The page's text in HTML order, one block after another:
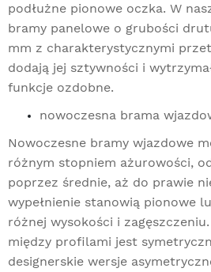
podłużne pionowe oczka. W
bramy panelowe o grubości
mm z charakterystycznymi
dodają jej sztywności i
funkcje ozdobne.
nowoczesna brama
Nowoczesne bramy wjazdowe
różnym stopniem ażurowości,
poprzez średnie, aż do prawie
wypełnienie stanowią pionowe
różnej wysokości i
między profilami jest
designerskie wersje